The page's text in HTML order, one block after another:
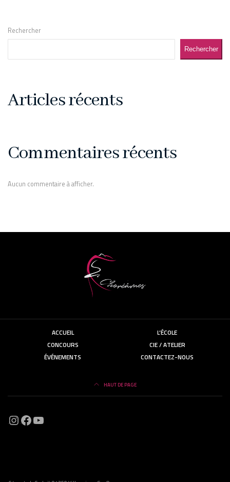
Rechercher
Rechercher
Articles récents
Commentaires récents
Aucun commentaire à afficher.
ACCUEIL
L’ÉCOLE
CONCOURS
CIE / ATELIER
ÉVÉNEMENTS
CONTACTEZ-NOUS
HAUT DE PAGE
Instagram
Facebook
https://www.instagram.com/